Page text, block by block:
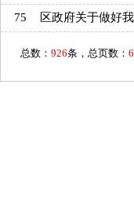
75 区政府关于做好
总数： 926条，总页数：